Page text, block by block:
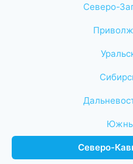
Северо-
Северо-